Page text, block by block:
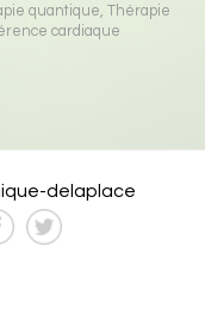
quantique,Thérapie
cardiaque
delaplace